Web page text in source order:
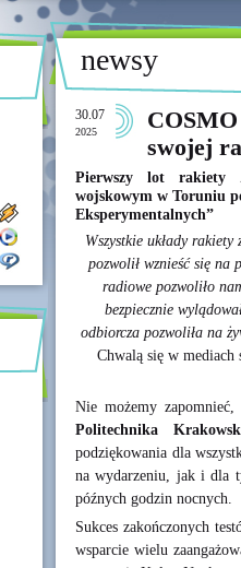
newsy
30.07
2025
swojej
Pierwszy lot rakiety
wojskowym w Toruniu
Eksperymentalnych”
Wszystkie układy rakiety
pozwolił wznieść się na
radiowe pozwoliło
bezpiecznie
odbiorcza pozwoliła na
Chwalą się w mediach
Nie możemy
Politechnika
podziękowania dla
na wydarzeniu, jak i dla
późnych godzin nocnych.
Sukces zakończonych
wsparcie wielu